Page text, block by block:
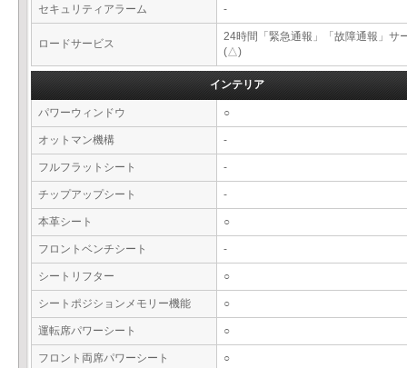
セキュリティアラーム -
ロードサービス
24時間「緊急通報」「故障通報」サ
(△)
インテリア
パワーウィンドウ ○
オットマン機構 -
フルフラットシート -
チップアップシート -
本革シート ○
フロントベンチシート -
シートリフター ○
シートポジションメモリー機能 ○
運転席パワーシート ○
フロント両席パワーシート ○